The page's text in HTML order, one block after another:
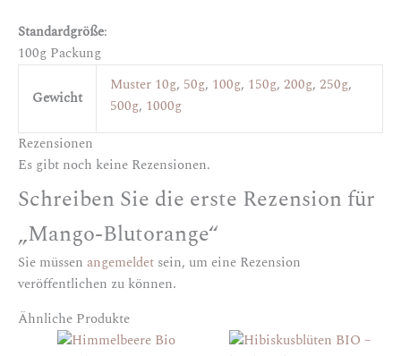
Standardgröße:
100g Packung
Gewicht
Muster 10g, 50g, 100g, 150g, 200g, 250g,
500g, 1000g
Rezensionen
Es gibt noch keine Rezensionen.
Schreiben Sie die erste Rezension für
„Mango-Blutorange“
Sie müssen angemeldet sein, um eine Rezension
veröffentlichen zu können.
Ähnliche Produkte
Dieses
Dieses